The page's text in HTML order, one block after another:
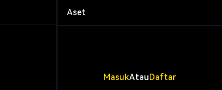
Aset
MasukAtauDaftar